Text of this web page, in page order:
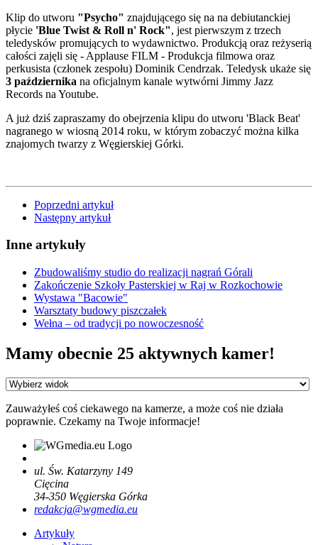
Klip do utworu "Psycho" znajdującego się na na debiutanckiej
płycie 'Blue Twist & Roll n' Rock", jest pierwszym z trzech
teledysków promujących to wydawnictwo. Produkcją oraz reżyserią
całości zajęli się - Applause FILM - Produkcja filmowa oraz
perkusista (członek zespołu) Dominik Cendrzak. Teledysk ukaże się
3 października na oficjalnym kanale wytwórni Jimmy Jazz
Records na Youtube.
A już dziś zapraszamy do obejrzenia klipu do utworu 'Black Beat'
nagranego w wiosną 2014 roku, w którym zobaczyć można kilka
znajomych twarzy z Węgierskiej Górki.
Poprzedni artykuł
Następny artykuł
Inne artykuły
Zbudowaliśmy studio do realizacji nagrań Górali
Zakończenie Szkoły Pasterskiej w Raj w Rozkochowie
Wystawa "Bacowie"
Warsztaty budowy piszczałek
Wełna – od tradycji po nowoczesność
Mamy obecnie 25 aktywnych kamer!
Zauważyłeś coś ciekawego na kamerze, a może coś nie działa
poprawnie. Czekamy na Twoje informacje!
ul. Św. Katarzyny 149
Cięcina
34-350 Węgierska Górka
redakcja@wgmedia.eu
Artykuły